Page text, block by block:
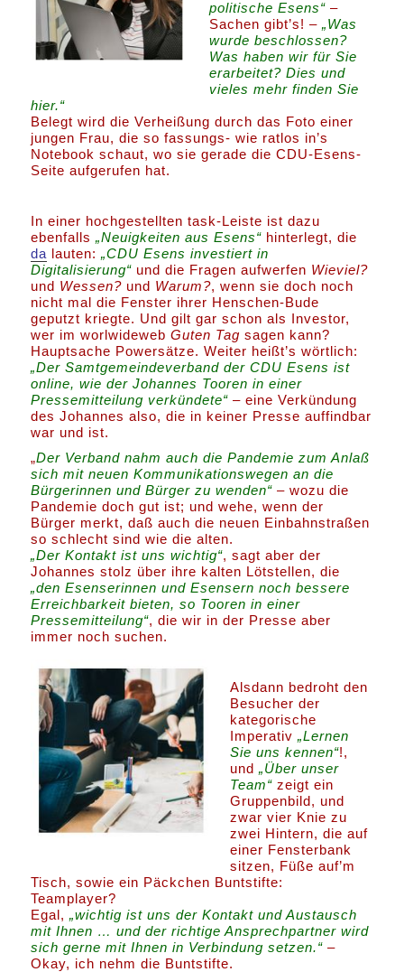
politische Esens“ –
Sachen gibt’s! –„Was
wurde beschlossen?
Was haben wir für Sie
erarbeitet? Dies und
vieles mehr finden Sie
hier.“
Belegt wird die Verheißung durch das Foto einer
jungen Frau, die so fassungs- wie ratlos in’s
Notebook schaut, wo sie gerade die CDU-Esens-
Seite aufgerufen hat.
In einer hochgestellten task-Leiste ist dazu
ebenfalls„Neuigkeiten aus Esens“ hinterlegt, die
da lauten:„CDU Esens investiert in
Digitalisierung“ und die Fragen aufwerfen Wieviel?
und Wessen? und Warum?, wenn sie doch noch
nicht mal die Fenster ihrer Henschen-Bude
geputzt kriegte. Und gilt gar schon als Investor,
wer im worlwidewebGuten Tag sagen kann?
Hauptsache Powersätze. Weiter heißt’s wörtlich:
„Der Samtgemeindeverband der CDU Esens ist
online, wie der Johannes Tooren in einer
Pressemitteilung verkündete“ – eine Verkündung
des Johannes also, die in keiner Presse auffindbar
war und ist.
„Der Verband nahm auch die Pandemie zum Anlaß
sich mit neuen Kommunikationswegen an die
Bürgerinnen und Bürger zu wenden“ – wozu die
Pandemie doch gut ist; und wehe, wenn der
Bürger merkt, daß auch die neuen Einbahnstraßen
so schlecht sind wie die alten.
„Der Kontakt ist uns wichtig“, sagt aber der
Johannes stolz über ihre kalten Lötstellen, die
„den Esenserinnen und Esensern noch bessere
Erreichbarkeit bieten, so Tooren in einer
Pressemitteilung“, die wir in der Presse aber
immer noch suchen.
Alsdann bedroht den
Besucher der
kategorische
Imperativ„Lernen
Sie uns kennen“!,
und„Über unser
Team“ zeigt ein
Gruppenbild, und
zwar vier Knie zu
zwei Hintern, die auf
einer Fensterbank
sitzen, Füße auf’m
Tisch, sowie ein Päckchen Buntstifte:
Teamplayer?
Egal,„wichtig ist uns der Kontakt und Austausch
mit Ihnen … und der richtige Ansprechpartner wird
sich gerne mit Ihnen in Verbindung setzen.“ –
Okay, ich nehm die Buntstifte.